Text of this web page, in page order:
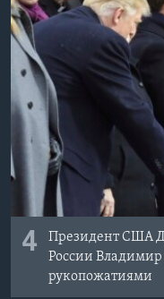
4
Президент США
России
рукопожатиями